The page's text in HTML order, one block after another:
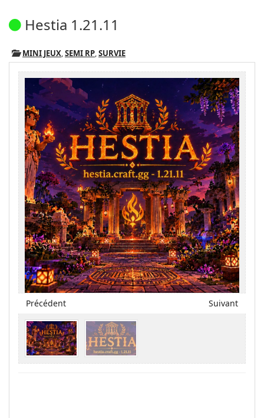
Hestia 1.21.11
MINI JEUX,SEMI RP,SURVIE
Précédent Suivant